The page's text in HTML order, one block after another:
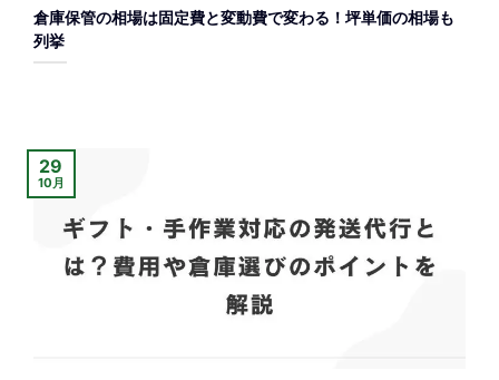
倉庫保管の相場は固定費と変動費で変わる！坪単価の相場も
列挙
29
10月